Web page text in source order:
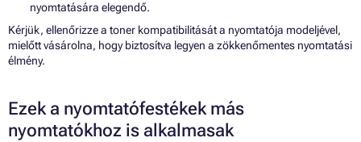
nyomtatására elegendő.
Kérjük, ellenőrizze a toner kompatibilitását a nyomtatója modeljével,
mielőtt vásárolna, hogy biztosítva legyen a zökkenőmentes nyomtatási
élmény.
Ezek a nyomtatófestékek más
nyomtatókhoz is alkalmasak